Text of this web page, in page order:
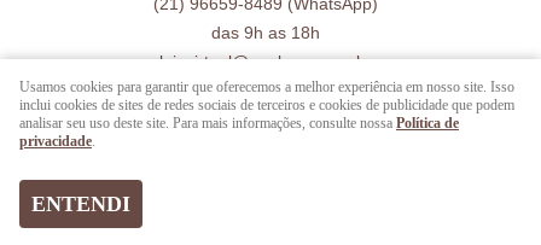
das 9h as 18h
lojavirtual@enokveg.com.br
LOJA VIRTUAL CRIADA POR
Usamos cookies para garantir que oferecemos a melhor experiência em nosso site. Isso
inclui cookies de sites de redes sociais de terceiros e cookies de publicidade que podem
analisar seu uso deste site. Para mais informações, consulte nossa Política de
privacidade.
ENTENDI